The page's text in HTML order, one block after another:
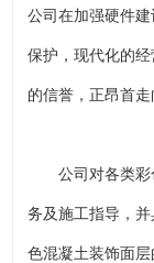
公司在加强硬件
保护，现代化的
的信誉，正昂首走
公司对各类彩
务及施工指导，
色混凝土装饰面层